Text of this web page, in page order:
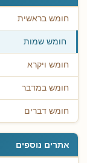
חומש בראשית
חומש שמות
חומש ויקרא
חומש במדבר
חומש דברים
אתרים נוספים